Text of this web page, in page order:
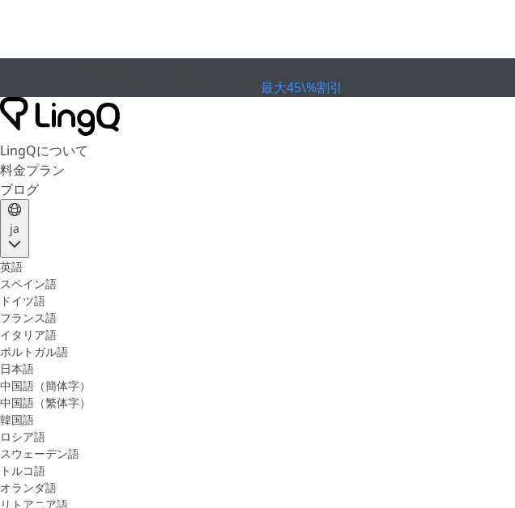
最大45\%割引
LingQについて
料金プラン
ブログ
ja
英語
スペイン語
ドイツ語
フランス語
イタリア語
ポルトガル語
日本語
中国語（簡体字）
中国語（繁体字）
韓国語
ロシア語
スウェーデン語
トルコ語
オランダ語
リトアニア語